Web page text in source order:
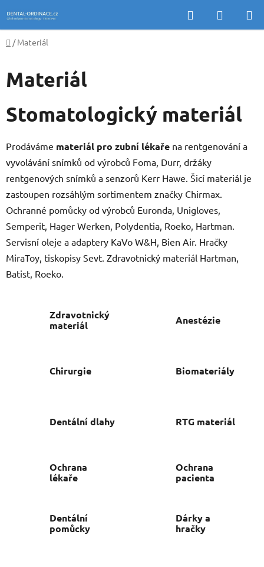
na
obsah
Hledat
KOŠÍK
Domů
/ Materiál
Materiál
Stomatologický materiál
Prodáváme materiál pro zubní lékaře na rentgenování a
vyvolávání snímků od výrobců Foma, Durr, držáky
rentgenových snímků a senzorů Kerr Hawe. Šicí materiál je
zastoupen rozsáhlým sortimentem značky Chirmax.
Ochranné pomůcky od výrobců Euronda, Unigloves,
Semperit, Hager Werken, Polydentia, Roeko, Hartman.
Servisní oleje a adaptery KaVo W&H, Bien Air. Hračky
MiraToy, tiskopisy Sevt. Zdravotnický materiál Hartman,
Batist, Roeko.
Zdravotnický
materiál
Anestézie
Chirurgie Biomateriály
Dentální dlahy RTG materiál
Ochrana
lékaře
Ochrana
pacienta
Dentální
pomůcky
Dárky a
hračky